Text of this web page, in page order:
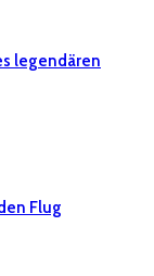
legendären
Flug